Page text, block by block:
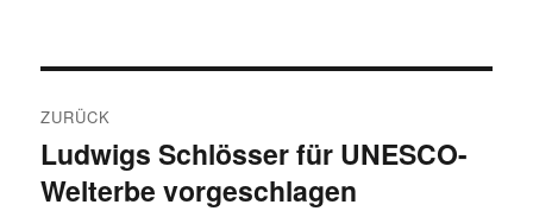
ZURÜCK
Vorheriger
Beitrag:
Ludwigs Schlösser für UNESCO-
Welterbe vorgeschlagen